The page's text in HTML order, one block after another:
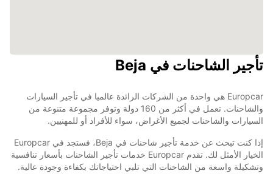
تأجير الشاحنات في Beja
Europcar هي واحدة من الشركات الرائدة عالميا في تأجير السيارات
والشاحنات. تعمل في أكثر من 160 دولة وتوفر مجموعة متنوعة من
السيارات والشاحنات لجميع الأغراض، سواء للأفراد أو للمهنيين.
إذا كنت تبحث عن خدمة تأجير شاحنات في Beja، فستجد في Europcar
الخيار الأمثل لك. تقدم Europcar خدمات تأجير الشاحنات بأسعار تنافسية
وتشكيلة واسعة من الشاحنات التي تلبي احتياجاتك بكفاءة وجودة عالية.